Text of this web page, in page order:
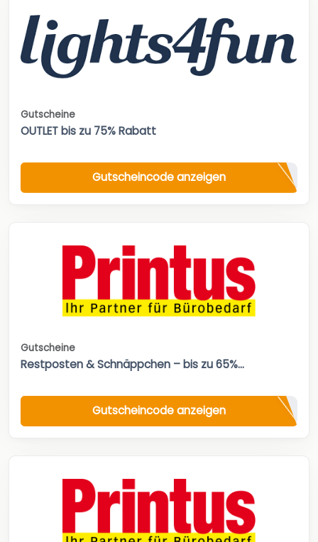
Gutscheine
OUTLET bis zu 75% Rabatt
Gutscheincode anzeigen
Gutscheine
Restposten & Schnäppchen – bis zu 65%...
Gutscheincode anzeigen